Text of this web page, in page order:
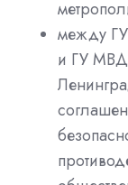
между
и ГУ МВД